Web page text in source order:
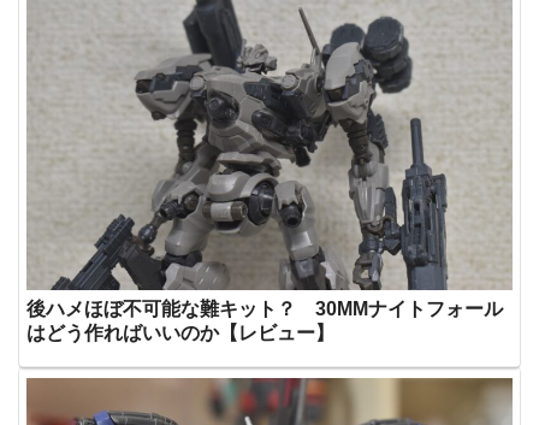
後ハメほぼ不可能な難キット？ 30MMナイトフォール
はどう作ればいいのか【レビュー】